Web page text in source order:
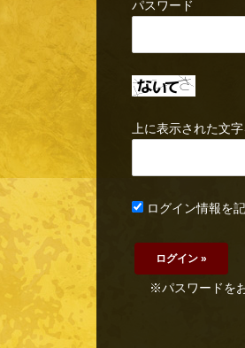
パスワード
上に表示された文字
ログイン情報を
※パスワードを